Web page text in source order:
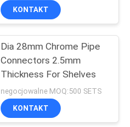
KONTAKT
Dia 28mm Chrome Pipe
Connectors 2.5mm
Thickness For Shelves
negocjowalne MOQ:500 SETS
KONTAKT